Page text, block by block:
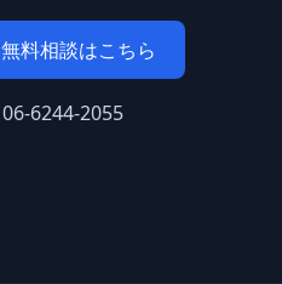
無料相談はこちら
06-6244-2055